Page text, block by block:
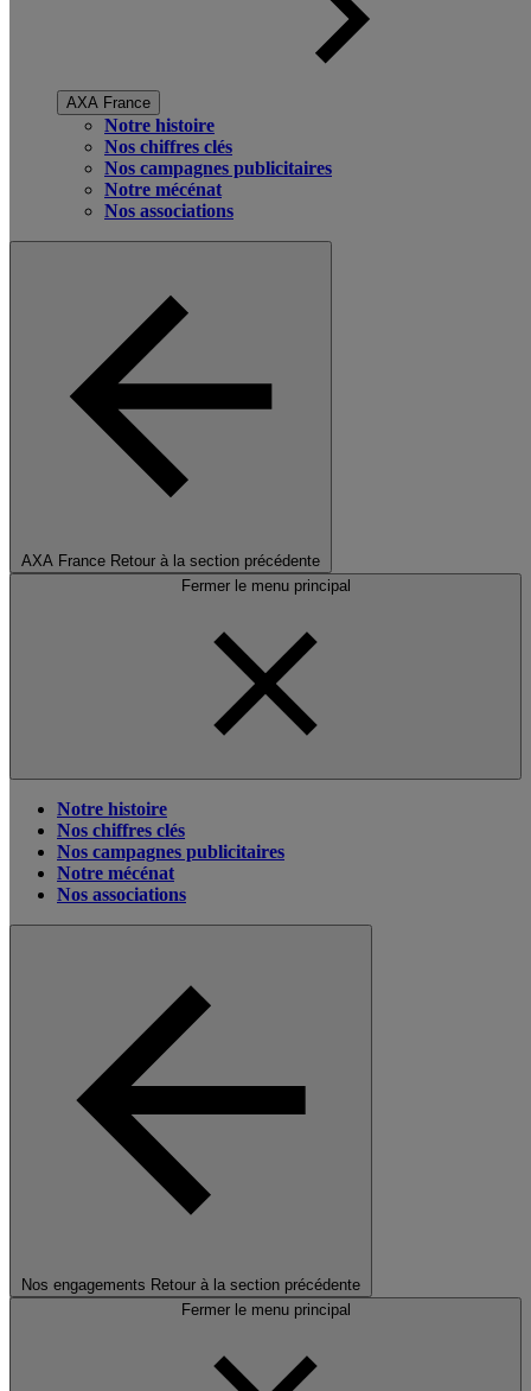
AXA France
Notre histoire
Nos chiffres clés
Nos campagnes publicitaires
Notre mécénat
Nos associations
AXA France Retour à la section précédente
Fermer le menu principal
Notre histoire
Nos chiffres clés
Nos campagnes publicitaires
Notre mécénat
Nos associations
Nos engagements Retour à la section précédente
Fermer le menu principal